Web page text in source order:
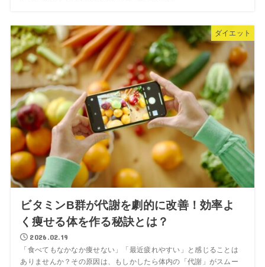
ダイエット
ビタミンB群が代謝を劇的に改善！効率よ
く痩せる体を作る秘訣とは？
2026.02.19
「食べてもなかなか痩せない」「最近疲れやすい」と感じることは
ありませんか？その原因は、もしかしたら体内の「代謝」がスムー